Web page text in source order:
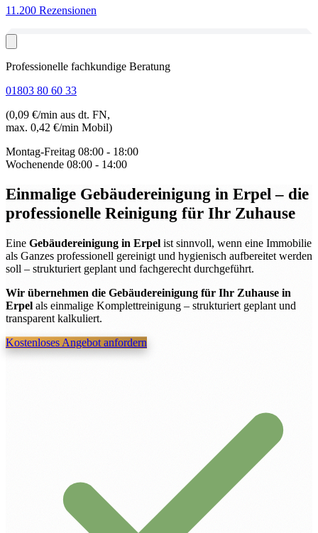
11.200 Rezensionen
Professionelle fachkundige Beratung
01803 80 60 33
(0,09 €/min aus dt. FN,
max. 0,42 €/min Mobil)
Montag-Freitag 08:00 - 18:00
Wochenende 08:00 - 14:00
Einmalige Gebäudereinigung in Erpel– die
professionelle Reinigung für Ihr Zuhause
Eine Gebäudereinigung in Erpel ist sinnvoll, wenn eine Immobilie
als Ganzes professionell gereinigt und hygienisch aufbereitet werden
soll – strukturiert geplant und fachgerecht durchgeführt.
Wir übernehmen die Gebäudereinigung für Ihr Zuhause in
Erpel als einmalige Komplettreinigung – strukturiert geplant und
transparent kalkuliert.
Kostenloses Angebot anfordern